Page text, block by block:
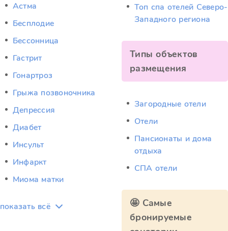
Астма
Бесплодие
Бессонница
Гастрит
Гонартроз
Грыжа позвоночника
Депрессия
Диабет
Инсульт
Инфаркт
Миома матки
показать всё
Топ спа отелей Северо-
Западного региона
Типы объектов
размещения
Загородные отели
Отели
Пансионаты и дома
отдыха
СПА отели
🤩 Самые
бронируемые